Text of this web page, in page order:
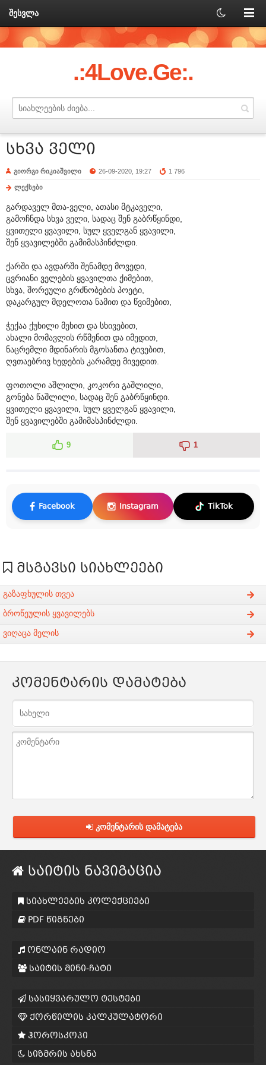
შესვლა
.:4Love.Ge:.
სხვა ველი
გიორგი რიკიაშვილი 26-09-2020, 19:27 1 796
ლექსები
გარდაველ მთა-ველი, ათასი მტკაველი,
გამოჩნდა სხვა ველი, სადაც შენ გაბრწყინდი,
ყვითელი ყვავილი, სულ ყველგან ყვავილი,
შენ ყვავილებში გამიმასპინძლდი.
ქარში და ავდარში შენამდე მოვედი,
ცვრიანი ველების ყვავილთა ქიმებით,
სხვა, შორეული გრძნობების პოეტი,
დაკარგულ მდელოთა ნამით და წვიმებით,
ჭექაა ქუხილი მეხით და სხივებით,
ახალი მომავლის რწმენით და იმედით,
ნაცრემლი მდინარის მგოსანთა ტივებით,
ღვთაებრივ ხედების კარამდე მივედით.
ფოთოლი აშლილი, კოკორი გაშლილი,
გონება წაშლილი, სადაც შენ გაბრწყინდი.
ყვითელი ყვავილი, სულ ყველგან ყვავილი,
შენ ყვავილებში გამიმასპინძლდი.
9 1
Facebook Instagram TikTok
მსგავსი სიახლეები
გაზაფხულის თვეა
ბროწეულის ყვავილებს
ვიღაცა მელის
კომენტარის დამატება
კომენტარის დამატება
საიტის ნავიგაცია
სიახლეების კოლექციები
PDF წიგნები
ონლაინ რადიო
საიტის მინი-ჩატი
სასიყვარულო ტესტები
ქორწილის კალკულატორი
ჰოროსკოპი
სიზმრის ახსნა